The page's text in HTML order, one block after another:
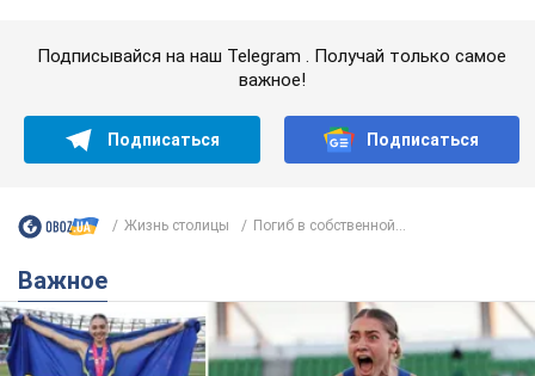
историческую медаль для Украины на
чемпионате мира по легкой атлетике U20.
Видео
Наша соотечественница блестяще выступила в Орегоне